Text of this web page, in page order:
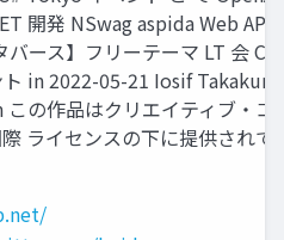
開発 NSwag aspida Web API
ース】フリーテーマ LT 会 C#
in 2022-05-21 Iosif Takakura
の作品はクリエイティブ・コ
ライセンスの下に提供されて